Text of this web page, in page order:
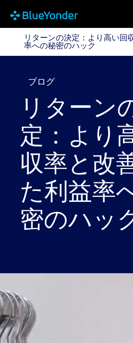
リターンの決定：より高い回収
リターンの決定：より高い回
率への秘密のハック
ブログ
リターン
定：より
収率と改
た利益率
密のハッ